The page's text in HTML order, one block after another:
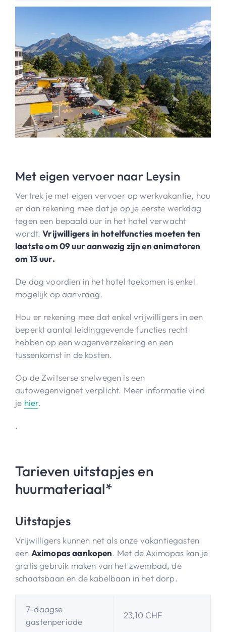
Met eigen vervoer naar Leysin
Vertrek je met eigen vervoer op werkvakantie, hou
er dan rekening mee dat je op je eerste werkdag
tegen een bepaald uur in het hotel verwacht
wordt.Vrijwilligers in hotelfuncties moeten ten
laatste om 09 uur aanwezig zijn en animatoren
om 13 uur.
De dag voordien in het hotel toekomen is enkel
mogelijk op aanvraag.
Hou er rekening mee dat enkel vrijwilligers in een
beperkt aantal leidinggevende functies recht
hebben op een wagenverzekering en een
tussenkomst in de kosten.
Op de Zwitserse snelwegen is een
autowegenvignet verplicht. Meer informatie vind
je hier.
.
Tarieven uitstapjes en
huurmateriaal*
Uitstapjes
Vrijwilligers kunnen net als onze vakantiegasten
een Aximopas aankopen. Met de Aximopas kan je
gratis gebruik maken van het zwembad, de
schaatsbaan en de kabelbaan in het dorp.
7-daagse
gastenperiode
23,10 CHF